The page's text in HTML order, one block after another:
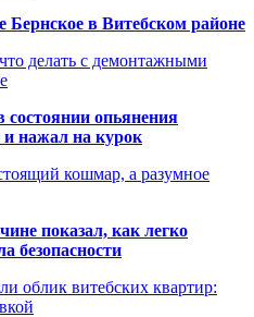
Бернское в Витебском районе
делать с демонтажными
опьянения
и нажал на курок
кошмар, а разумное
показал, как легко
безопасности
облик витебских квартир: